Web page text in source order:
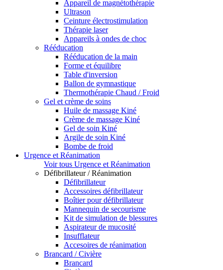
Appareil de magnétothérapie
Ultrason
Ceinture électrostimulation
Thérapie laser
Appareils à ondes de choc
Rééducation
Rééducation de la main
Forme et équilibre
Table d'inversion
Ballon de gymnastique
Thermothérapie Chaud / Froid
Gel et crème de soins
Huile de massage Kiné
Crème de massage Kiné
Gel de soin Kiné
Argile de soin Kiné
Bombe de froid
Urgence et Réanimation
Voir tous Urgence et Réanimation
Défibrillateur / Réanimation
Défibrillateur
Accessoires défibrillateur
Boîtier pour défibrillateur
Mannequin de secourisme
Kit de simulation de blessures
Aspirateur de mucosité
Insufflateur
Accesoires de réanimation
Brancard / Civière
Brancard